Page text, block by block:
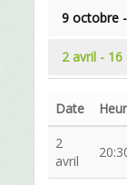
9 octobre
2 avril - 16
Date
2
avril